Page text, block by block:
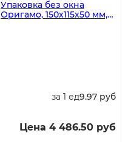
Упаковка без окна
Оригамо, 150х115х50 мм,
за 1 ед9.97 руб
Цена 4 486.50 руб